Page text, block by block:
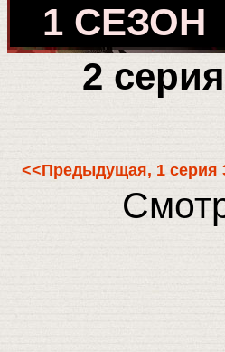
1 СЕЗОН
2
<<Предыдущая, 1 серия